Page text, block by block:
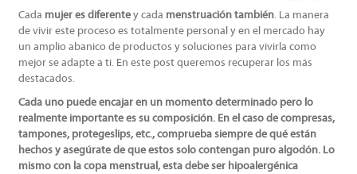
Cada mujer es diferente y cada menstruación también. La manera
de vivir este proceso es totalmente personal y en el mercado hay
un amplio abanico de productos y soluciones para vivirla como
mejor se adapte a ti. En este post queremos recuperar los más
destacados.
Cada uno puede encajar en un momento determinado pero lo
realmente importante es su composición. En el caso de compresas,
tampones, protegeslips, etc., comprueba siempre de qué están
hechos y asegúrate de que estos solo contengan puro algodón. Lo
mismo con la copa menstrual, esta debe ser hipoalergénica